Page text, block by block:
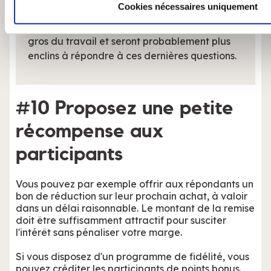
Cookies nécessaires uniquement
mieux vous connaître ». Les répondants
auront le sentiment d'avoir déjà fait le plus
gros du travail et seront probablement plus
enclins à répondre à ces dernières questions.
#10 Proposez une petite
récompense aux
participants
Vous pouvez par exemple offrir aux répondants un
bon de réduction sur leur prochain achat, à valoir
dans un délai raisonnable. Le montant de la remise
doit être suffisamment attractif pour susciter
l'intérêt sans pénaliser votre marge.
Si vous disposez d'un programme de fidélité, vous
pouvez créditer les participants de points bonus.